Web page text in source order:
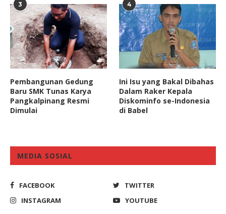
3
Pembangunan Gedung
Baru SMK Tunas Karya
Pangkalpinang Resmi
Dimulai
4
Ini Isu yang Bakal Dibahas
Dalam Raker Kepala
Diskominfo se-Indonesia
di Babel
MEDIA SOSIAL
FACEBOOK
TWITTER
INSTAGRAM
YOUTUBE